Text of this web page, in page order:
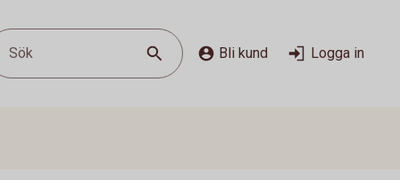
Sök Bli kund Logga in